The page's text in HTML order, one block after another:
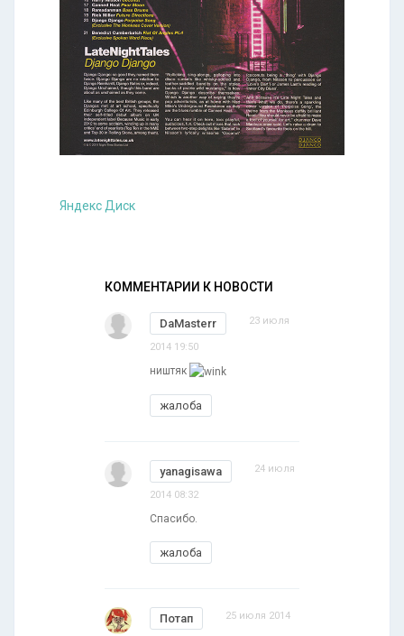
Яндекс Диск
КОММЕНТАРИИ К НОВОСТИ
DaMasterr 23 июля
2014 19:50
ништяк
жалоба
yanagisawa 24 июля
2014 08:32
Спасибо.
жалоба
Потап 25 июля 2014